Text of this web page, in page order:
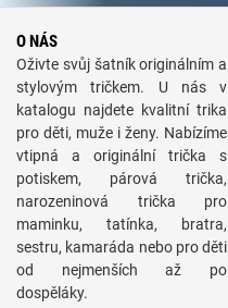
O NÁS
Oživte svůj šatník originálním a
stylovým tričkem. U nás v
katalogu najdete kvalitní trika
pro děti, muže i ženy. Nabízíme
vtipná a originální trička s
potiskem, párová trička,
narozeninová trička pro
maminku, tatínka, bratra,
sestru, kamaráda nebo pro děti
od nejmenších až po
dospěláky.